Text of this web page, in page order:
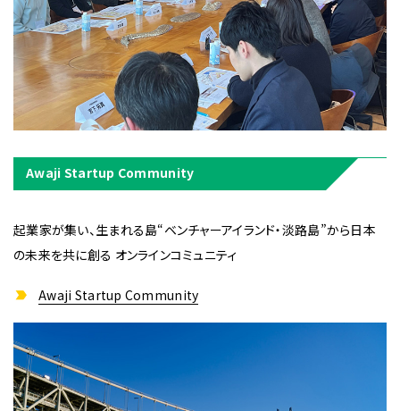
Awaji Startup Community
起業家が集い、生まれる島“ベンチャーアイランド・淡路島”から日本
の未来を共に創る オンラインコミュニティ
Awaji Startup Community